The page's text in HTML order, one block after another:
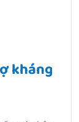
kháng